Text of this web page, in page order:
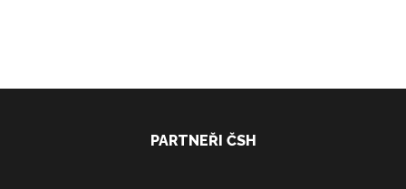
PARTNEŘI ČSH